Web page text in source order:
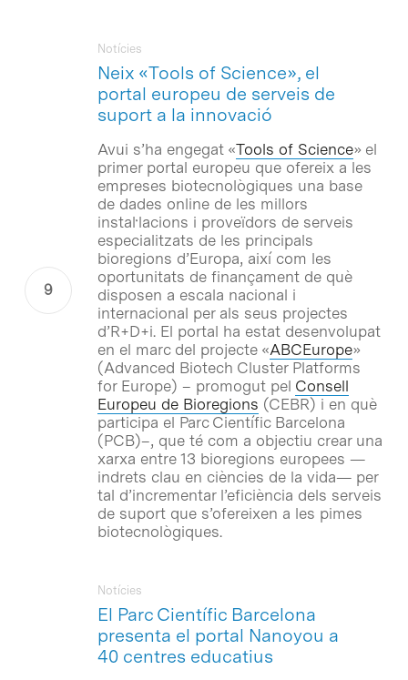
Neix «Tools of Science», el
portal europeu de serveis de
suport a la innovació
Notícies
Avui s’ha engegat «Tools of Science» el
primer portal europeu que ofereix a les
empreses biotecnològiques una base
de dades online de les millors
instal·lacions i proveïdors de serveis
especialitzats de les principals
bioregions d’Europa, així com les
oportunitats de finançament de què
disposen a escala nacional i
internacional per als seus projectes
d’R+D+i. El portal ha estat desenvolupat
en el marc del projecte «ABCEurope»
(Advanced Biotech Cluster Platforms
for Europe) – promogut pel Consell
Europeu de Bioregions (CEBR) i en què
participa el Parc Científic Barcelona
(PCB)–, que té com a objectiu crear una
xarxa entre 13 bioregions europees —
indrets clau en ciències de la vida— per
tal d’incrementar l’eficiència dels serveis
de suport que s’ofereixen a les pimes
biotecnològiques.
El Parc Científic Barcelona
presenta el portal Nanoyou a
40 centres educatius
Notícies